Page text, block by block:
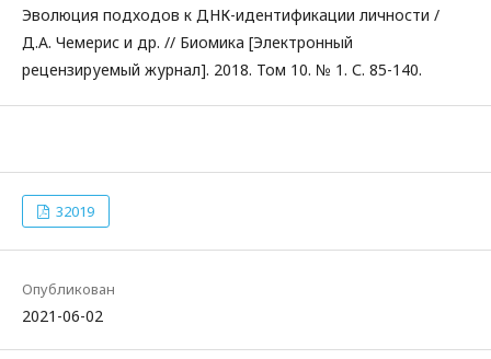
Эволюция подходов к ДНК-идентификации личности /
Д.А. Чемерис и др. // Биомика [Электронный
рецензируемый журнал]. 2018. Том 10. № 1. С. 85-140.
32019
Опубликован
2021-06-02